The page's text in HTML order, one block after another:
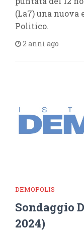
(La7) una nuova
Politico.
2 anni ago
DEMOPOLIS
Sondaggio
2024)